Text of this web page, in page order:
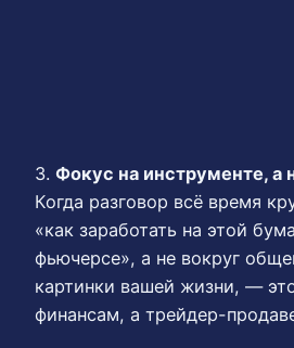
3. Фокус на инструменте, а
Когда разговор всё время
«как заработать на этой
фьючерсе», а не вокруг
картинки вашей жизни, —
финансам, а трейдер-